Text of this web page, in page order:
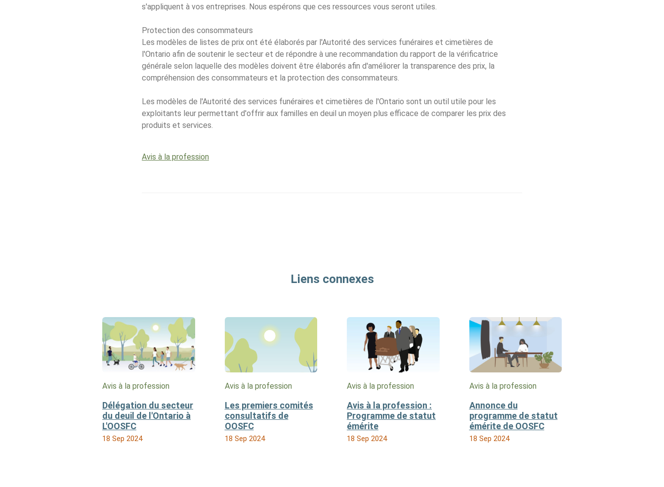
s'appliquent à vos entreprises. Nous espérons que ces ressources vous seront utiles.
Protection des consommateurs
Les modèles de listes de prix ont été élaborés par l'Autorité des services funéraires et cimetières de
l'Ontario afin de soutenir le secteur et de répondre à une recommandation du rapport de la vérificatrice
générale selon laquelle des modèles doivent être élaborés afin d'améliorer la transparence des prix, la
compréhension des consommateurs et la protection des consommateurs.
Les modèles de l'Autorité des services funéraires et cimetières de l'Ontario sont un outil utile pour les
exploitants leur permettant d'offrir aux familles en deuil un moyen plus efficace de comparer les prix des
produits et services.
Avis à la profession
Liens connexes
Avis à la profession
Délégation du secteur
du deuil de l'Ontario à
L'OOSFC
18 Sep 2024
Avis à la profession
Les premiers comités
consultatifs de
OOSFC
18 Sep 2024
Avis à la profession
Avis à la profession :
Programme de statut
émérite
18 Sep 2024
Avis à la profession
Annonce du
programme de statut
émérite de OOSFC
18 Sep 2024